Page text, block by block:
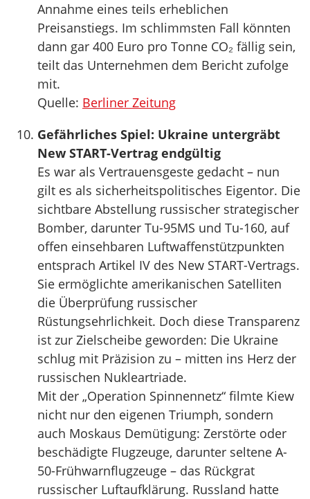
Annahme eines teils erheblichen
Preisanstiegs. Im schlimmsten Fall könnten
dann gar 400 Euro pro Tonne CO₂ fällig sein,
teilt das Unternehmen dem Bericht zufolge
mit.
Quelle: Berliner Zeitung
Gefährliches Spiel: Ukraine untergräbt
New START-Vertrag endgültig
Es war als Vertrauensgeste gedacht – nun
gilt es als sicherheitspolitisches Eigentor. Die
sichtbare Abstellung russischer strategischer
Bomber, darunter Tu-95MS und Tu-160, auf
offen einsehbaren Luftwaffenstützpunkten
entsprach Artikel IV des New START-Vertrags.
Sie ermöglichte amerikanischen Satelliten
die Überprüfung russischer
Rüstungsehrlichkeit. Doch diese Transparenz
ist zur Zielscheibe geworden: Die Ukraine
schlug mit Präzision zu – mitten ins Herz der
russischen Nukleartriade.
Mit der „Operation Spinnennetz“ filmte Kiew
nicht nur den eigenen Triumph, sondern
auch Moskaus Demütigung: Zerstörte oder
beschädigte Flugzeuge, darunter seltene A-
50-Frühwarnflugzeuge – das Rückgrat
russischer Luftaufklärung. Russland hatte